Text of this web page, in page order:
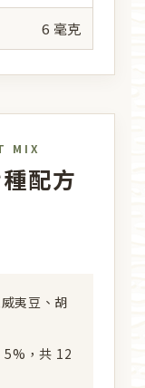
6 毫克
MIX
配方
夷豆、胡
，共 12